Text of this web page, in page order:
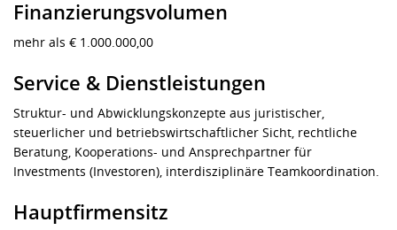
Finanzierungsvolumen
mehr als € 1.000.000,00
Service & Dienstleistungen
Struktur- und Abwicklungskonzepte aus juristischer,
steuerlicher und betriebswirtschaftlicher Sicht, rechtliche
Beratung, Kooperations- und Ansprechpartner für
Investments (Investoren), interdisziplinäre Teamkoordination.
Hauptfirmensitz